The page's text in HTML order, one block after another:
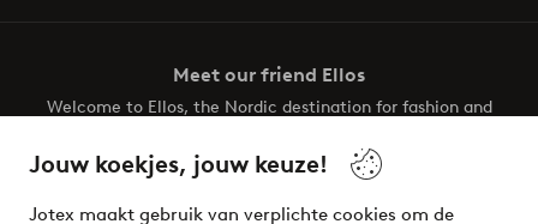
Jouw koekjes, jouw keuze!
Jotex maakt gebruik van verplichte cookies om de
Meet our friend Ellos
Welcome to Ellos, the Nordic destination for fashion and
your wardrobe. Your next inspiring look is here!